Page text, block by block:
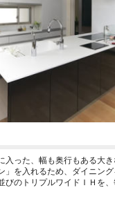
入った、幅も奥行もある大
」を入れるため、ダイニン
びのトリプルワイドＩＨを